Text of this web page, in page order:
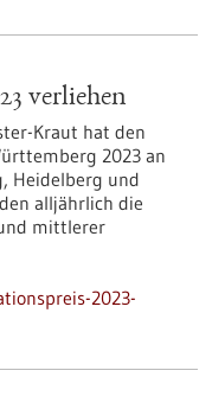
verliehen
Kraut hat den
2023 an
Heidelberg und
alljährlich die
mittlerer
2023-